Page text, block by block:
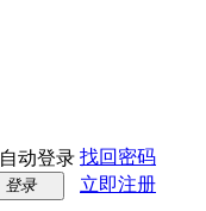
自动登录 找回密码
登录 立即注册